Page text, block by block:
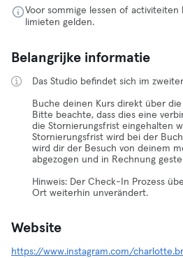
Voor sommige lessen of
limieten gelden.
Belangrijke informatie
Das Studio befindet sich im
Buche deinen Kurs direkt über
Bitte beachte, dass dies eine
die Stornierungsfrist eingehalten
Stornierungsfrist wird bei der
wird dir der Besuch von deinem
abgezogen und in Rechnung
Hinweis: Der Check-In Prozess
Ort weiterhin unverändert.
Website
https://www.instagram.com/